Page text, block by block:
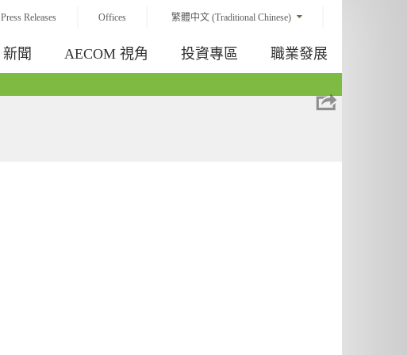
Press Releases Offices 繁體中文 (Traditional Chinese)
新聞 AECOM 視角 投資專區 職業發展